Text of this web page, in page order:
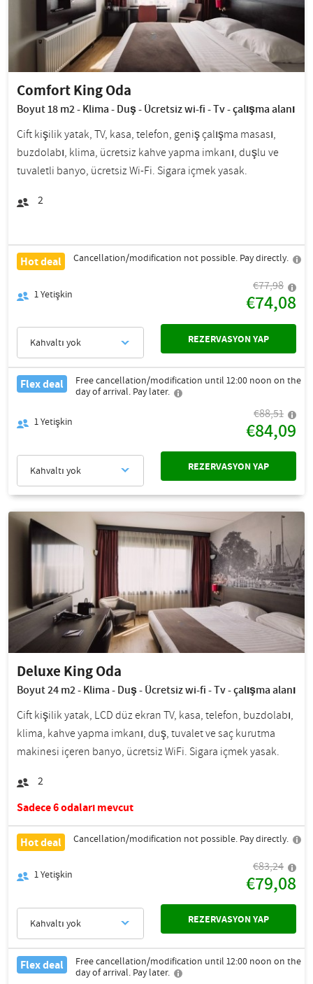
Comfort King Oda
Boyut 18 m2 - Klima - Duş - Ücretsiz wi-fi - Tv - çalışma alanı
Çift kişilik yatak, TV, kasa, telefon, geniş çalışma masası,
buzdolabı, klima, ücretsiz kahve yapma imkanı, duşlu ve
tuvaletli banyo, ücretsiz Wi-Fi. Sigara içmek yasak.
2
Hot deal Cancellation/modification not possible. Pay directly.
1Yetişkin
€77,98
€74,08
Kahvaltı yok REZERVASYON YAP
Flex deal
Free cancellation/modification until 12:00 noon on the
day of arrival. Pay later.
1Yetişkin
€88,51
€84,09
Kahvaltı yok REZERVASYON YAP
Deluxe King Oda
Boyut 24 m2 - Klima - Duş - Ücretsiz wi-fi - Tv - çalışma alanı
Çift kişilik yatak, LCD düz ekran TV, kasa, telefon, buzdolabı,
klima, kahve yapma imkanı, duş, tuvalet ve saç kurutma
makinesi içeren banyo, ücretsiz WiFi. Sigara içmek yasak.
2
Sadece 6 odaları mevcut
Hot deal Cancellation/modification not possible. Pay directly.
1Yetişkin
€83,24
€79,08
Kahvaltı yok REZERVASYON YAP
Flex deal
Free cancellation/modification until 12:00 noon on the
day of arrival. Pay later.